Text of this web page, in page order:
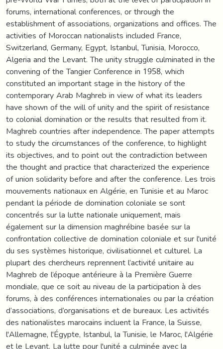
forums, international conferences, or through the
establishment of associations, organizations and offices. The
activities of Moroccan nationalists included France,
Switzerland, Germany, Egypt, Istanbul, Tunisia, Morocco,
Algeria and the Levant. The unity struggle culminated in the
convening of the Tangier Conference in 1958, which
constituted an important stage in the history of the
contemporary Arab Maghreb in view of what its leaders
have shown of the will of unity and the spirit of resistance
to colonial domination or the results that resulted from it.
Maghreb countries after independence. The paper attempts
to study the circumstances of the conference, to highlight
its objectives, and to point out the contradiction between
the thought and practice that characterized the experience
of union solidarity before and after the conference. Les trois
mouvements nationaux en Algérie, en Tunisie et au Maroc
pendant la période de domination coloniale se sont
concentrés sur la lutte nationale uniquement, mais
également sur la dimension maghrébine basée sur la
confrontation collective de domination coloniale et sur l'unité
du ses systèmes historique, civilisationnel et culturel. La
plupart des chercheurs reprennent l’activité unitaire au
Maghreb de l’époque antérieure à la Première Guerre
mondiale, que ce soit au niveau de la participation à des
forums, à des conférences internationales ou par la création
d’associations, d’organisations et de bureaux. Les activités
des nationalistes marocains incluent la France, la Suisse,
l'Allemagne, l'Égypte, Istanbul, la Tunisie, le Maroc, l'Algérie